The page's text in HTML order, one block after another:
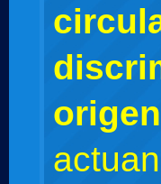
origen